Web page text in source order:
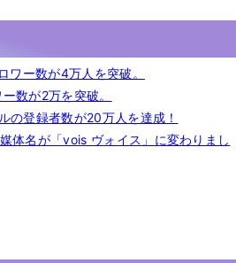
ー数が4万人を突破。
数が2万を突破。
登録者数が20万人を達成！
名が「vois ヴォイス」に変わりまし